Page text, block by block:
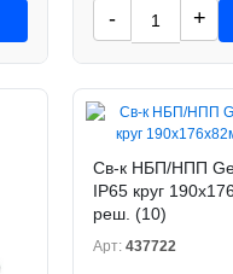
- +
Св-к НБП/НПП
IP65 круг
реш. (10)
Арт: 437722